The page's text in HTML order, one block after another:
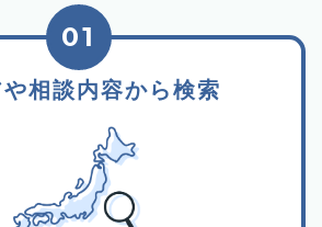
相談内容から検索
01